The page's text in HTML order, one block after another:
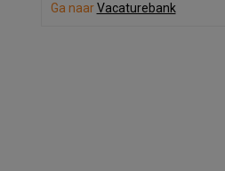
17 september 2026
Voormalig
Ga naarVacaturebank